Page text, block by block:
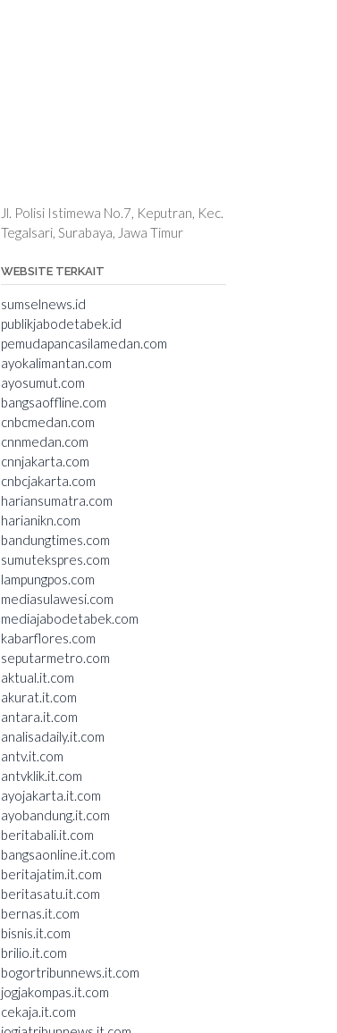
Jl. Polisi Istimewa No.7, Keputran, Kec.
Tegalsari, Surabaya, Jawa Timur
WEBSITE TERKAIT
sumselnews.id
publikjabodetabek.id
pemudapancasilamedan.com
ayokalimantan.com
ayosumut.com
bangsaoffline.com
cnbcmedan.com
cnnmedan.com
cnnjakarta.com
cnbcjakarta.com
hariansumatra.com
harianikn.com
bandungtimes.com
sumutekspres.com
lampungpos.com
mediasulawesi.com
mediajabodetabek.com
kabarflores.com
seputarmetro.com
aktual.it.com
akurat.it.com
antara.it.com
analisadaily.it.com
antv.it.com
antvklik.it.com
ayojakarta.it.com
ayobandung.it.com
beritabali.it.com
bangsaonline.it.com
beritajatim.it.com
beritasatu.it.com
bernas.it.com
bisnis.it.com
brilio.it.com
bogortribunnews.it.com
jogjakompas.it.com
cekaja.it.com